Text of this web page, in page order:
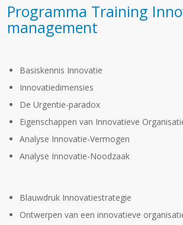
Programma Training
management
Basiskennis Innovatie
Innovatiedimensies
De Urgentie-paradox
Eigenschappen van Innovatieve
Analyse Innovatie-Vermogen
Analyse Innovatie-Noodzaak
Blauwdruk Innovatiestrategie
Ontwerpen van een innovatieve